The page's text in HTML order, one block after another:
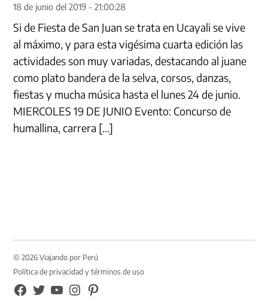
18 de junio del 2019 - 21:00:28
Si de Fiesta de San Juan se trata en Ucayali se vive
al máximo, y para esta vigésima cuarta edición las
actividades son muy variadas, destacando al juane
como plato bandera de la selva, corsos, danzas,
fiestas y mucha música hasta el lunes 24 de junio.
MIERCOLES 19 DE JUNIO Evento: Concurso de
humallina, carrera […]
© 2026 Viajando por Perú
Política de privacidad y términos de uso
FB
TW YouTubeInstagramPinterest